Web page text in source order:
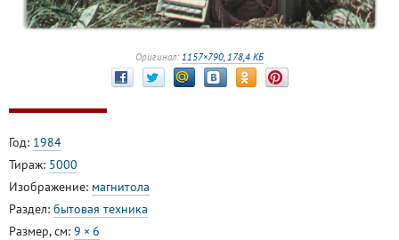
Оригинал: 1157×790, 178,4 КБ
Год: 1984
Тираж: 5000
Изображение: магнитола
Раздел: бытовая техника
Размер, см: 9 × 6